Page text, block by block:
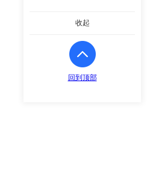
收起
回到顶部